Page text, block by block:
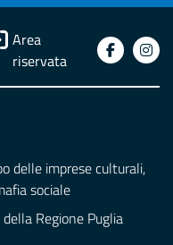
Area
riservata
delle imprese culturali,
sociale
Regione Puglia